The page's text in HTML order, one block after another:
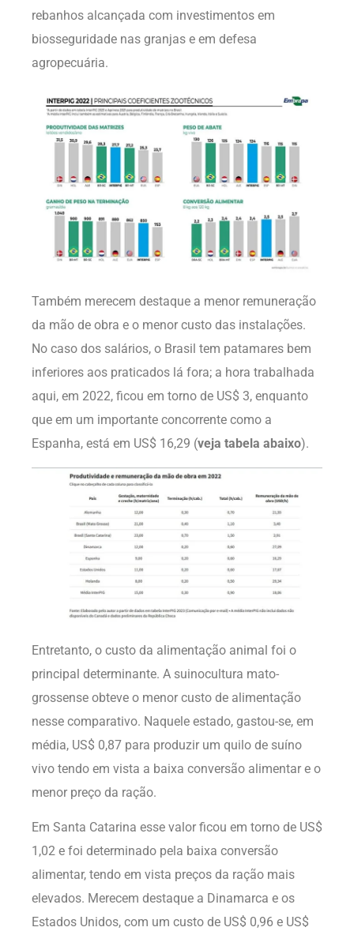
rebanhos alcançada com investimentos em
biosseguridade nas granjas e em defesa
agropecuária.
Também merecem destaque a menor remuneração
da mão de obra e o menor custo das instalações.
No caso dos salários, o Brasil tem patamares bem
inferiores aos praticados lá fora; a hora trabalhada
aqui, em 2022, ficou em torno de US$ 3, enquanto
que em um importante concorrente como a
Espanha, está em US$ 16,29 (veja tabela abaixo).
Entretanto, o custo da alimentação animal foi o
principal determinante. A suinocultura mato-
grossense obteve o menor custo de alimentação
nesse comparativo. Naquele estado, gastou-se, em
média, US$ 0,87 para produzir um quilo de suíno
vivo tendo em vista a baixa conversão alimentar e o
menor preço da ração.
Em Santa Catarina esse valor ficou em torno de US$
1,02 e foi determinado pela baixa conversão
alimentar, tendo em vista preços da ração mais
elevados. Merecem destaque a Dinamarca e os
Estados Unidos, com um custo de US$ 0,96 e US$